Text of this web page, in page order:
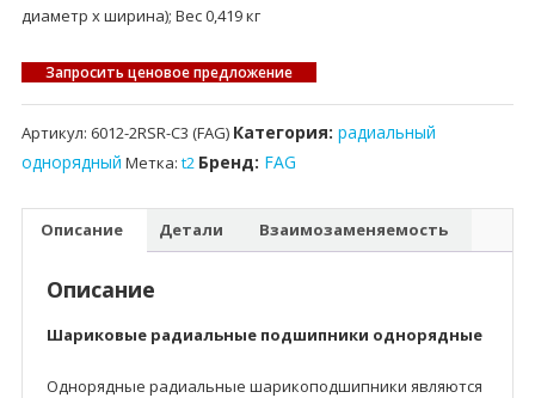
диаметр x ширина); Вес 0,419 кг
Запросить ценовое предложение
Артикул: 6012-2RSR-C3 (FAG) Категория: радиальный
однорядный Метка: t2 Бренд: FAG
Описание Детали Взаимозаменяемость
Описание
Шариковые радиальные подшипники однорядные
Однорядные радиальные шарикоподшипники являются